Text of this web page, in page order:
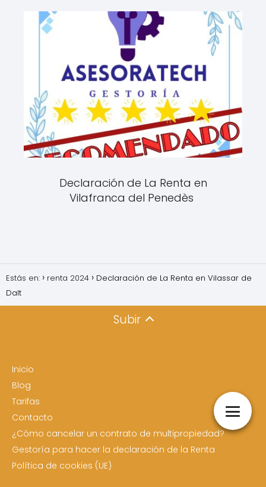
Declaración de La Renta en
Vilafranca del Penedès
Estás en: renta 2024
Declaración de La Renta en Vilassar de
Dalt
Subir
Inicio
Blog
Tarifas
Contacto
¿Cómo cancelar un contrato de multipropiedad?
Gestoría para hacer la declaración de la Renta
Política de cookies (UE)